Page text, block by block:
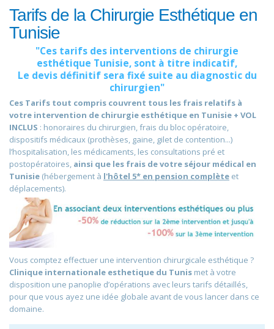
Tarifs de la Chirurgie Esthétique en
Tunisie
"Ces tarifs des interventions de chirurgie
esthétique Tunisie, sont à titre indicatif,
Le devis définitif sera fixé suite au diagnostic du
chirurgien"
Ces Tarifs tout compris couvrent tous les frais relatifs à
votre intervention de chirurgie esthétique en Tunisie + VOL
INCLUS : honoraires du chirurgien, frais du bloc opératoire,
dispositifs médicaux (prothèses, gaine, gilet de contention...)
l’hospitalisation, les médicaments, les consultations pré et
postopératoires, ainsi que les frais de votre séjour médical en
Tunisie (hébergement à l'hôtel 5* en pension complète et
déplacements).
Vous comptez effectuer une intervention chirurgicale esthétique ?
Clinique internationale esthetique du Tunis met à votre
disposition une panoplie d’opérations avec leurs tarifs détaillés,
pour que vous ayez une idée globale avant de vous lancer dans ce
domaine.